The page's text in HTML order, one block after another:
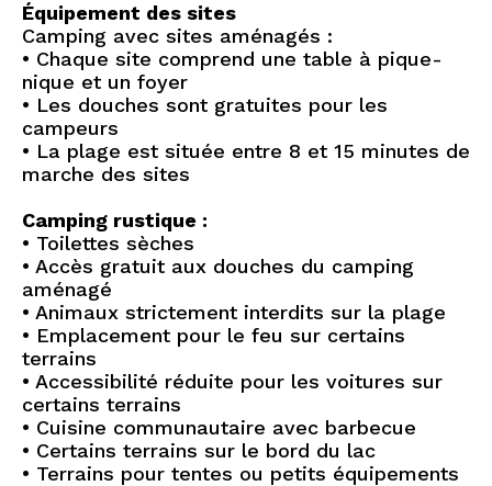
Équipement des sites
Camping avec sites aménagés :
• Chaque site comprend une table à pique-
nique et un foyer
• Les douches sont gratuites pour les
campeurs
• La plage est située entre 8 et 15 minutes de
marche des sites
Camping rustique :
• Toilettes sèches
• Accès gratuit aux douches du camping
aménagé
• Animaux strictement interdits sur la plage
• Emplacement pour le feu sur certains
terrains
• Accessibilité réduite pour les voitures sur
certains terrains
• Cuisine communautaire avec barbecue
• Certains terrains sur le bord du lac
• Terrains pour tentes ou petits équipements